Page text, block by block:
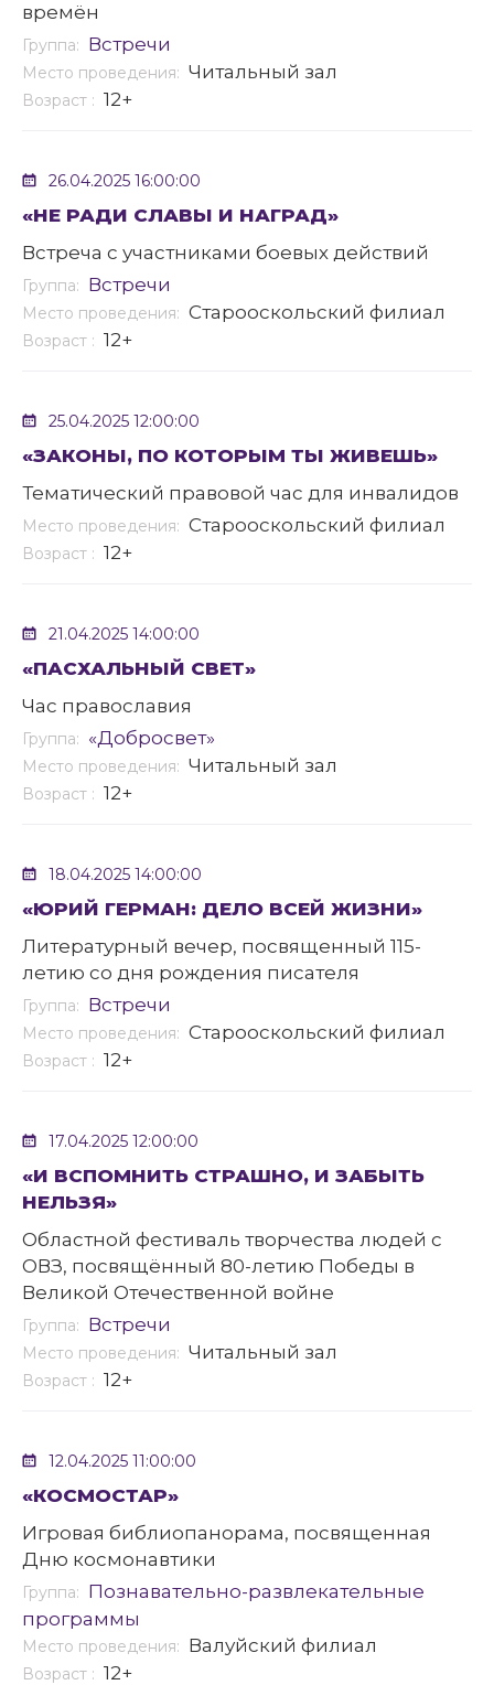
времён
Группа: Встречи
Место проведения: Читальный зал
Возраст : 12+
26.04.2025 16:00:00
«НЕ РАДИ СЛАВЫ И НАГРАД»
Встреча с участниками боевых действий
Группа: Встречи
Место проведения: Старооскольский филиал
Возраст : 12+
25.04.2025 12:00:00
«ЗАКОНЫ, ПО КОТОРЫМ ТЫ ЖИВЕШЬ»
Тематический правовой час для инвалидов
Место проведения: Старооскольский филиал
Возраст : 12+
21.04.2025 14:00:00
«ПАСХАЛЬНЫЙ СВЕТ»
Час православия
Группа: «Добросвет»
Место проведения: Читальный зал
Возраст : 12+
18.04.2025 14:00:00
«ЮРИЙ ГЕРМАН: ДЕЛО ВСЕЙ ЖИЗНИ»
Литературный вечер, посвященный 115-
летию со дня рождения писателя
Группа: Встречи
Место проведения: Старооскольский филиал
Возраст : 12+
17.04.2025 12:00:00
«И ВСПОМНИТЬ СТРАШНО, И ЗАБЫТЬ
НЕЛЬЗЯ»
Областной фестиваль творчества людей с
ОВЗ, посвящённый 80-летию Победы в
Великой Отечественной войне
Группа: Встречи
Место проведения: Читальный зал
Возраст : 12+
12.04.2025 11:00:00
«КОСМОСТАР»
Игровая библиопанорама, посвященная
Дню космонавтики
Группа: Познавательно-развлекательные
программы
Место проведения: Валуйский филиал
Возраст : 12+